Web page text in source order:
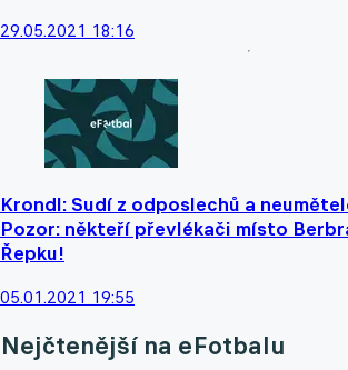
29.05.2021 18:16
Krondl: Sudí z odposlechů a
Pozor: někteří převlékači místo
Řepku!
05.01.2021 19:55
Nejčtenější na eFotbalu